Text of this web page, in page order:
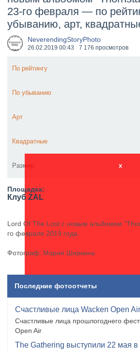
​Wacken Open Air 2027 объявил
23-го февраля — по
убыванию, арт,
NeverendingStoryPhoto
26.02.2019 00:43 7 176 просмотров
По рейтингу
По убыванию
Арт
Квадратные
Размер x
Площадка:
Клуб ZAL
Lord Of The Lost с новым альбомом
го февраля 2019 года.
Фотограф: Мария Ширкина
Последние фотоотчеты
Счастливые лица Wacken Open Air
Счастливые лица прошлогоднего
Open Air
The Gathering выступили 22 мая